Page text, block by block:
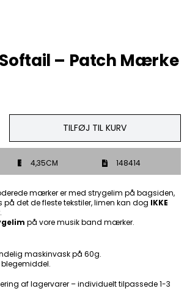
– Patch Mærke
TILFØJ TIL KURV
4,35CM 148414
mærker er med strygelim på bagsiden,
på det de fleste tekstiler, limen kan dog IKKE
på vore musik band mærker.
maskinvask på 60g.
blegemiddel.
af lagervarer – individuelt tilpassede 1-3